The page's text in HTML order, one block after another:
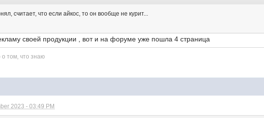
считает, что если айкос, то он вообще не курит...
своей продукции , вот и на форуме уже пошла 4 страница
о том, что знаю
2023 - 03:49 PM